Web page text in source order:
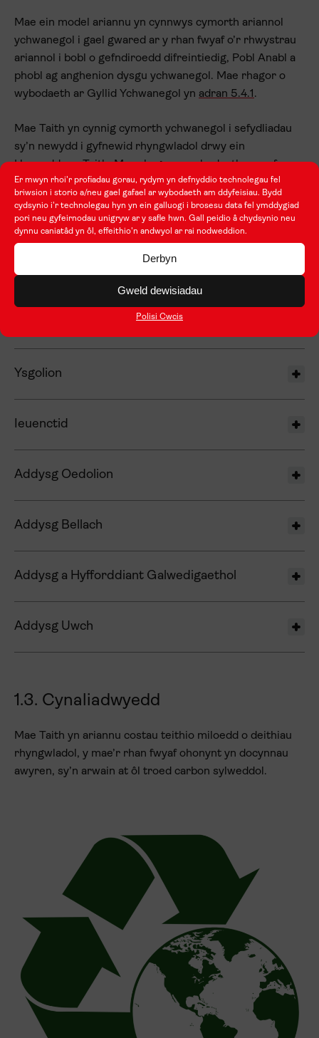
Er mwyn rhoi'r profiadau gorau, rydym yn defnyddio technolegau fel
briwsion i storio a/neu gael gafael ar wybodaeth am ddyfeisiau. Bydd
cydsynio i'r technolegau hyn yn ein galluogi i brosesu data fel ymddygiad
pori neu gyfeirnodau unigryw ar y safle hwn. Gall peidio â chydsynio neu
dynnu caniatâd yn ôl, effeithio'n andwyol ar rai nodweddion.
Derbyn
Gweld dewisiadau
Polisi Cwcis
Mae ein model ariannu yn cynnwys cymorth ariannol
ychwanegol i gael gwared ar y rhan fwyaf o’r rhwystrau
ariannol i bobl o gefndiroedd difreintiedig, Pobl Anabl a
phobl ag anghenion dysgu ychwanegol. Mae rhagor o
wybodaeth ar Gyllid Ychwanegol yn adran 5.4.1 .
Mae Taith yn cynnig cymorth ychwanegol i sefydliadau
sy’n newydd i gyfnewid rhyngwladol drwy ein
Hyrwyddwyr Taith. Mae rhagor o wybodaethar wefan
Taith.
1.2. Sectorau Cymwys
Mae Llwybr 1 yn agored i holl sectorau Taith. Isod
gwelwch chi gymhwysedd sefydliadau ar gyfer pob
sector.
Ysgolion
Ieuenctid
Addysg Oedolion
Addysg Bellach
Addysg a Hyfforddiant Galwedigaethol
Addysg Uwch
1.3. Cynaliadwyedd
Mae Taith yn ariannu costau teithio miloedd o deithiau
rhyngwladol, y mae’r rhan fwyaf ohonynt yn docynnau
awyren, sy’n arwain at ôl troed carbon sylweddol.